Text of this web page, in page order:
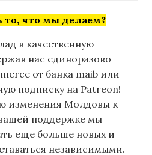
то, что мы делаем?
в качественную
нас единоразово
от банка maib или
подписку на Patreon!
изменения Молдовы к
поддержке мы
еще больше новых и
независимыми.